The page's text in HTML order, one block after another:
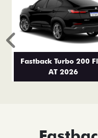
Fastback Turbo 200
AT 2026
Anterior